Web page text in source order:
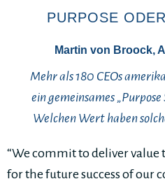
PURPOSE
Martin von Broock,
Mehr als 180 CEOs
ein gemeinsames
Welchen Wert haben
“We commit to deliver value
for the future success of our